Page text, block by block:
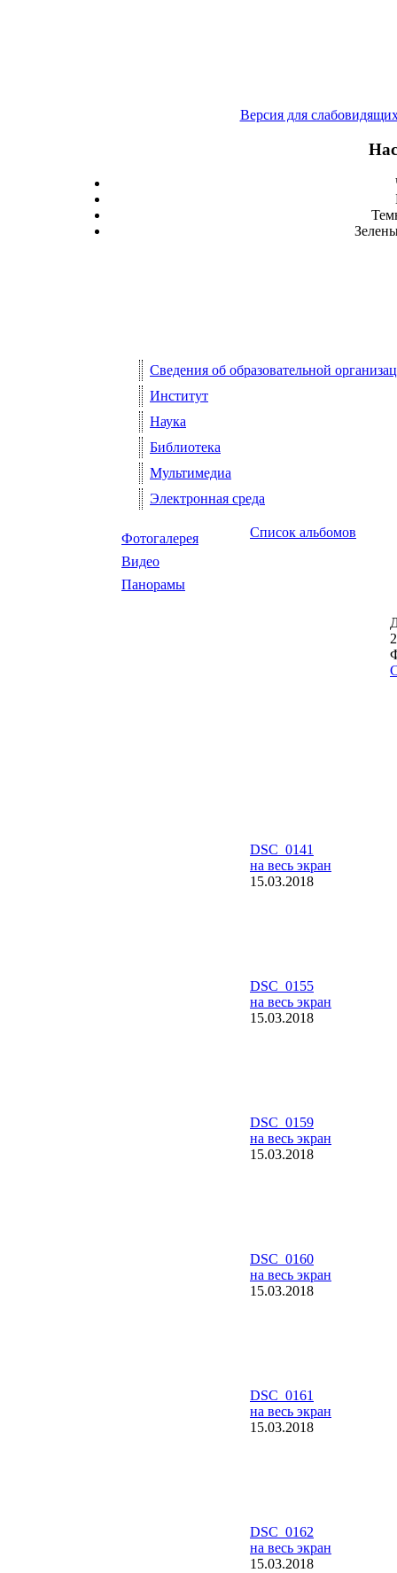
Версия для
Сведения об образовательной
Институт
Наука
Библиотека
Мультимедиа
Электронная среда
Фотогалерея
Видео
Панорамы
Список альбомов
DSC_0141
на весь экран
15.03.2018
DSC_0155
на весь экран
15.03.2018
DSC_0159
на весь экран
15.03.2018
DSC_0160
на весь экран
15.03.2018
DSC_0161
на весь экран
15.03.2018
DSC_0162
на весь экран
15.03.2018